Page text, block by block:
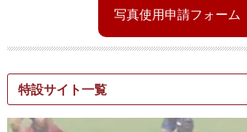
写真使用申請フォーム
特設サイト一覧